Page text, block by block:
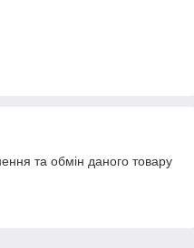
та обмін даного товару